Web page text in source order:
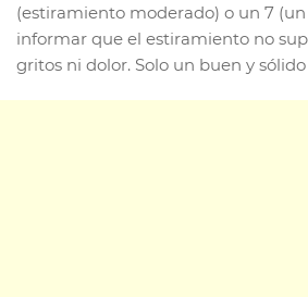
(estiramiento moderado) o un 7
informar que el estiramiento no
gritos ni dolor. Solo un buen y